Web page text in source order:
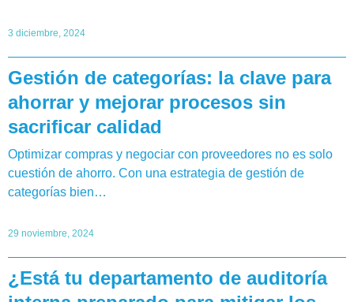
3 diciembre, 2024
Gestión de categorías: la clave para
ahorrar y mejorar procesos sin
sacrificar calidad
Optimizar compras y negociar con proveedores no es solo
cuestión de ahorro. Con una estrategia de gestión de
categorías bien…
29 noviembre, 2024
¿Está tu departamento de auditoría